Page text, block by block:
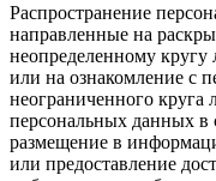
Распространение
направленные на
неопределенному
или на ознакомление с
неограниченного круга
персональных данных в
размещение в
или предоставление